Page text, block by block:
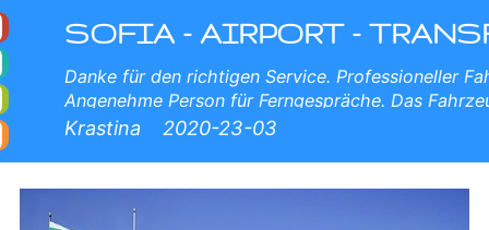
Flughafentransfer
SOFIA - AIRPORT -
Danke für den richtigen Service. Professioneller
Angenehme Person für Ferngespräche. Das
Zustand 👍 Ich empfehle Sie und bevorzuge
Krastina 2020-23-03